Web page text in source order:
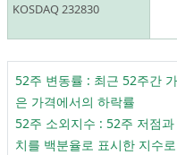
KOSDAQ 232830
52주 변동률 : 최근 52주간
은 가격에서의 하락률
52주 소외지수 : 52주 저점
치를 백분율로 표시한 지수